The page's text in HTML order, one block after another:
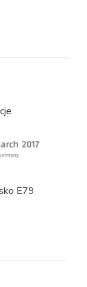
E79